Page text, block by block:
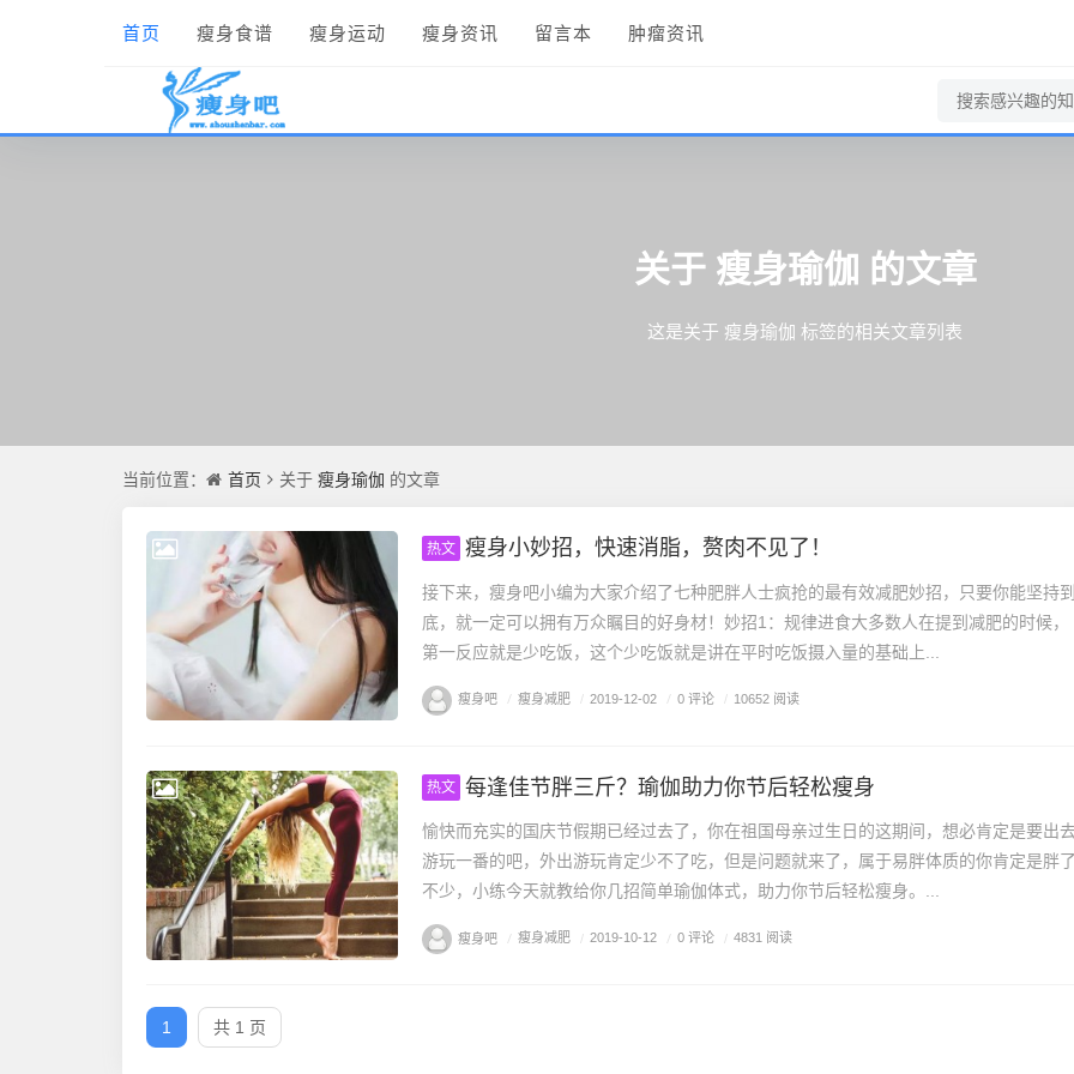
首页 瘦身食谱 瘦身运动 瘦身资讯 留言本 肿瘤资讯
关于 瘦身瑜伽 的文章
这是关于 瘦身瑜伽 标签的相关文章列表
当前位置： 首页 关于 瘦身瑜伽 的文章
热文 瘦身小妙招，快速消脂，赘肉不见了！
接下来，瘦身吧小编为大家介绍了七种肥胖人士疯抢的最有效减肥妙招，只要你能坚持到
底，就一定可以拥有万众瞩目的好身材！妙招1：规律进食大多数人在提到减肥的时候，
第一反应就是少吃饭，这个少吃饭就是讲在平时吃饭摄入量的基础上...
瘦身吧 / 瘦身减肥 / 2019-12-02 / 0 评论 / 10652 阅读
热文 每逢佳节胖三斤？瑜伽助力你节后轻松瘦身
愉快而充实的国庆节假期已经过去了，你在祖国母亲过生日的这期间，想必肯定是要出
游玩一番的吧，外出游玩肯定少不了吃，但是问题就来了，属于易胖体质的你肯定是胖了
不少，小练今天就教给你几招简单瑜伽体式，助力你节后轻松瘦身。...
瘦身吧 / 瘦身减肥 / 2019-10-12 / 0 评论 / 4831 阅读
1 共 1 页